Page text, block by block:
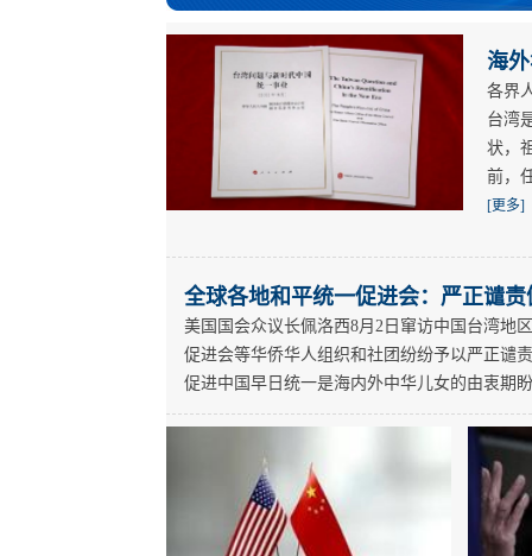
海
各界
台湾
状，
前，
[更多]
全球各地和平统一促进会：严正谴
美国国会众议长佩洛西8月2日窜访中国台湾地
促进会等华侨华人组织和社团纷纷予以严正谴
促进中国早日统一是海内外中华儿女的由衷期